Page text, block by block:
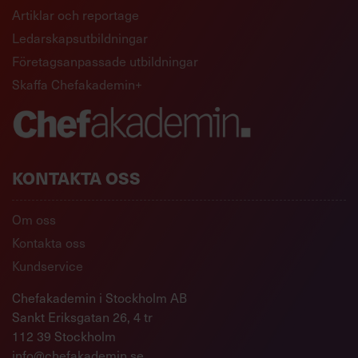
Artiklar och reportage
Ledarskapsutbildningar
Företagsanpassade utbildningar
Skaffa Chefakademin+
KONTAKTA OSS
Om oss
Kontakta oss
Kundservice
Chefakademin i Stockholm AB
Sankt Eriksgatan 26, 4 tr
112 39 Stockholm